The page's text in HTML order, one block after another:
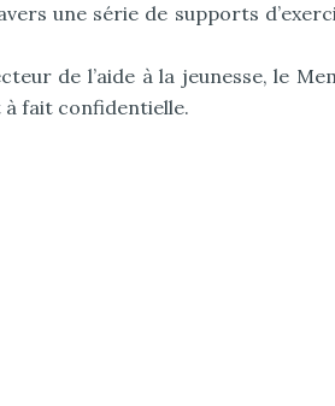
une série de supports
de l’aide à la jeunesse, le
à fait confidentielle.